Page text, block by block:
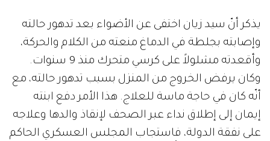
يذكر أنّ سيد زيان اختفى عن الأضواء بعد تدهور حالته
وإصابته بجلطة في الدماغ منعته من الكلام والحركة،
وأقعدته مشلولاً على كرسي متحرك منذ 9 سنوات.
وكان يرفض الخروج من المنزل بسبب تدهور حالته، مع
أنّه كان في حاجة ماسة للعلاج. هذا الأمر دفع ابنته
إيمان إلى إطلاق نداء عبر الصحف لإنقاذ والدها وعلاجه
على نفقة الدولة، فاستجاب المجلس العسكري الحاكم